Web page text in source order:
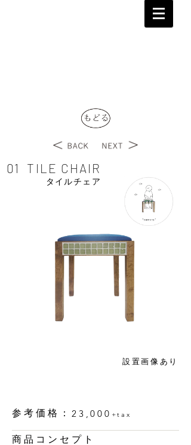
01 TILE CHAIR
タイルチェア
設置画像あり
参考価格： 23,000 +tax
商品コンセプト